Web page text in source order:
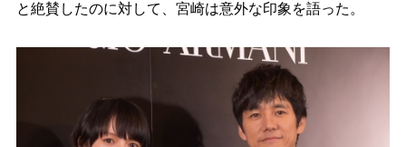
と絶賛したのに対して、宮崎は意外な印象を語った。